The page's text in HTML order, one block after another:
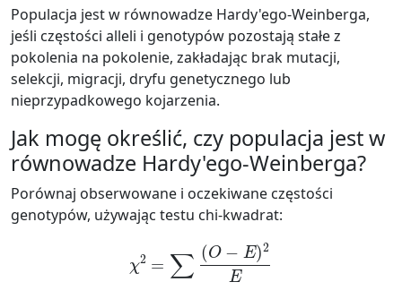
Populacja jest w równowadze Hardy'ego-Weinberga,
jeśli częstości alleli i genotypów pozostają stałe z
pokolenia na pokolenie, zakładając brak mutacji,
selekcji, migracji, dryfu genetycznego lub
nieprzypadkowego kojarzenia.
Jak mogę określić, czy populacja jest w
równowadze Hardy'ego-Weinberga?
Porównaj obserwowane i oczekiwane częstości
genotypów, używając testu chi-kwadrat:
O−E E